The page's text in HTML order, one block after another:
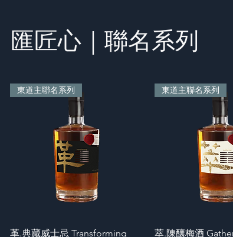
匯匠心｜聯名系列
快速瀏覽
東道主聯名系列
革.典藏威士忌 Transforming 快速瀏
東道主聯名系列
萃.陳釀梅酒